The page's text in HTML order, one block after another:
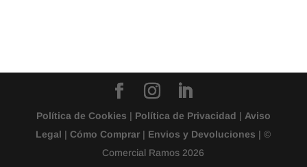
Política de Cookies | Política de Privacidad | Aviso
Legal |Cómo Comprar | Envios y Devoluciones | ©
Comercial Ramos 2026